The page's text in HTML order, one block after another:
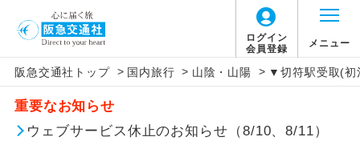
ログイン
会員登録
メニュー
阪急交通社トップ > 国内旅行 > 山陰・山陽 > ▼切符駅受取(初
重要なお知らせ
ウェブサービス休止のお知らせ（8/10、8/11）
アイコン 説明
添乗員同行
往路出発空港（駅）から復路到着空港
（駅）まで同行します。